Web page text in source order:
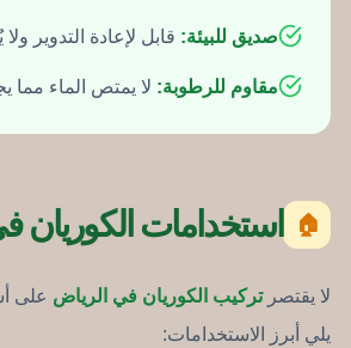
صديق للبيئة: قابل لإعادة التدوير
مقاوم للرطوبة: لا يمتص الماء مما
🏠 استخدامات الكوريان
لا يقتصرتركيب الكوريان في الرياض على
يلي أبرز الاستخدامات: